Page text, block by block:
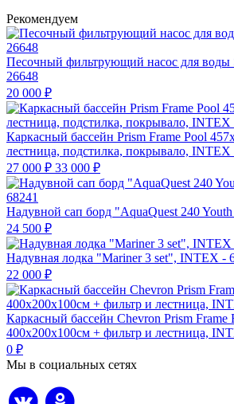
Рекомендуем
Песочный фильтрующий насос для
26648
20 000 ₽
Каркасный бассейн Prism Frame Pool
лестница, подстилка, покрывало, INTEX
27 000 ₽ 33 000 ₽
Надувной сап борд "AquaQuest 240
24 500 ₽
Надувная лодка "Mariner 3 set", INTEX -
22 000 ₽
Каркасный бассейн Chevron Prism Frame
400х200х100см + фильтр и лестница,
0 ₽
Мы в социальных сетях